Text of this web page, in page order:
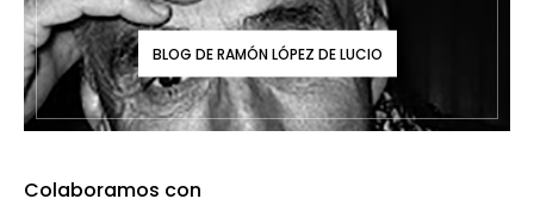
BLOG DE RAMÓN LÓPEZ DE LUCIO
Colaboramos con